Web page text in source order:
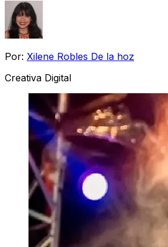
Por: Xilene Robles De la hoz
Creativa Digital